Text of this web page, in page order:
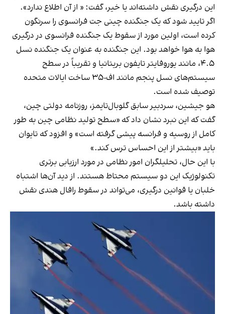
این درگیری نقش داشته‌اند یا خیر، گفت: « از آن اطلاع ندارد».
اگر تایید شود که یک جنگنده چینی جت فرانسوی را سرنگون
کرده است، اولین مورد از سقوط یک جنگنده فرانسوی در درگیری
هوا به هوا خواهد بود. این جنگنده به عنوان یک جنگنده نسل
۴.۵، مانند یوروفایتر تایفون بریتانیا و تقریباً در سطح
سیستم‌های نسل پنجم مانند اف-۳۵ ساخت ایالات متحده
توصیف شده است.
هو جیشین، سردبیر سابق گلوبال‌تایمز، روزنامه دولتی چین،
گفت که این نبرد نشان داد که «سطح تولید نظامی چین به طور
کامل از روسیه و فرانسه پیشی گرفته است» و افزود که تایوان
باید «بیشتر از این احساس ترس کند.»
با این حال، تحلیلگران امور نظامی در مورد ارزیابی برتری
تکنولوژیک این دو سیستم محتاط هستند. از دید آن‌ها اشتباه
خلبان یا قوانین درگیری، می‌تواند در سقوط رافال هندی نقش
داشته باشد.